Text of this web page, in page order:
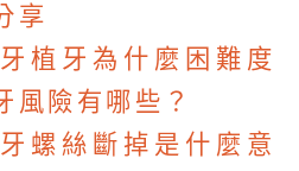
享
植牙為什麼困難度
風險有哪些？
螺絲斷掉是什麼意